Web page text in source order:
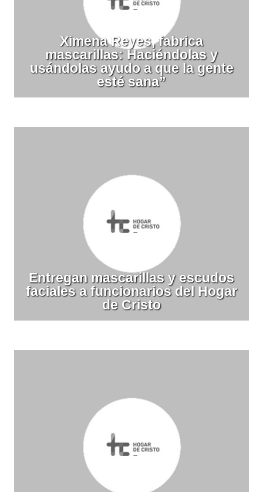
Ximena Reyes, fabrica
mascarillas: Haciéndolas y
usándolas ayudo a que la gente
esté sana”
Entregan mascarillas y escudos
faciales a funcionarios del Hogar
de Cristo